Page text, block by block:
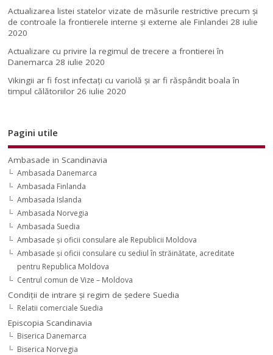
Actualizarea listei statelor vizate de măsurile restrictive precum și
de controale la frontierele interne și externe ale Finlandei 28 iulie
2020
Actualizare cu privire la regimul de trecere a frontierei în
Danemarca 28 iulie 2020
Vikingii ar fi fost infectaţi cu variolă şi ar fi răspândit boala în
timpul călătoriilor 26 iulie 2020
Pagini utile
Ambasade in Scandinavia
Ambasada Danemarca
Ambasada Finlanda
Ambasada Islanda
Ambasada Norvegia
Ambasada Suedia
Ambasade şi oficii consulare ale Republicii Moldova
Ambasade şi oficii consulare cu sediul în străinătate, acreditate
pentru Republica Moldova
Centrul comun de Vize – Moldova
Condiţii de intrare şi regim de şedere Suedia
Relatii comerciale Suedia
Episcopia Scandinavia
Biserica Danemarca
Biserica Norvegia